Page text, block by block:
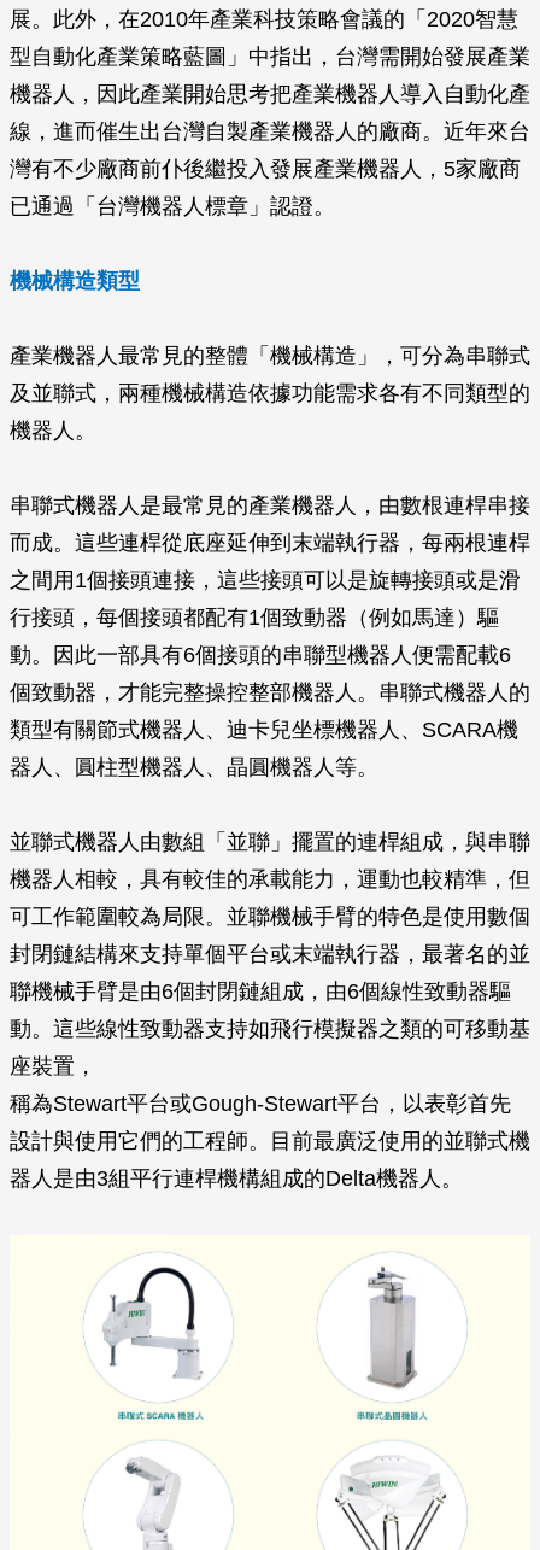
展。此外，在2010年產業科技策略會議的「2020智慧
型自動化產業策略藍圖」中指出，台灣需開始發展產業
機器人，因此產業開始思考把產業機器人導入自動化產
線，進而催生出台灣自製產業機器人的廠商。近年來台
灣有不少廠商前仆後繼投入發展產業機器人，5家廠商
已通過「台灣機器人標章」認證。
機械構造類型
產業機器人最常見的整體「機械構造」，可分為串聯式
及並聯式，兩種機械構造依據功能需求各有不同類型的
機器人。
串聯式機器人是最常見的產業機器人，由數根連桿串接
而成。這些連桿從底座延伸到末端執行器，每兩根連桿
之間用1個接頭連接，這些接頭可以是旋轉接頭或是滑
行接頭，每個接頭都配有1個致動器（例如馬達）驅
動。因此一部具有6個接頭的串聯型機器人便需配載6
個致動器，才能完整操控整部機器人。串聯式機器人的
類型有關節式機器人、迪卡兒坐標機器人、SCARA機
器人、圓柱型機器人、晶圓機器人等。
並聯式機器人由數組「並聯」擺置的連桿組成，與串聯
機器人相較，具有較佳的承載能力，運動也較精準，但
可工作範圍較為局限。並聯機械手臂的特色是使用數個
封閉鏈結構來支持單個平台或末端執行器，最著名的並
聯機械手臂是由6個封閉鏈組成，由6個線性致動器驅
動。這些線性致動器支持如飛行模擬器之類的可移動基
座裝置，
稱為Stewart平台或Gough-Stewart平台，以表彰首先
設計與使用它們的工程師。目前最廣泛使用的並聯式機
器人是由3組平行連桿機構組成的Delta機器人。